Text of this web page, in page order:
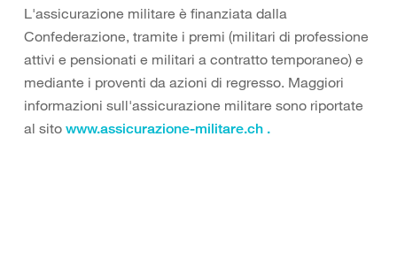
L'assicurazione militare è finanziata dalla
Confederazione, tramite i premi (militari di professione
attivi e pensionati e militari a contratto temporaneo) e
mediante i proventi da azioni di regresso. Maggiori
informazioni sull'assicurazione militare sono riportate
al sito www.assicurazione-militare.ch .